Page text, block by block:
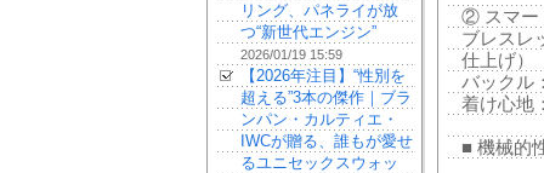
② スマー
ブレスレ
仕上げ）
バックル
着け心地
■ 機械的
リング、パネライが放
つ“新世代エンジン”
2026/01/19 15:59
【2026年注目】“性別を
超える”3本の傑作｜ブラ
ンパン・カルティエ・
IWCが贈る、誰もが愛せ
るユニセックスウォッ